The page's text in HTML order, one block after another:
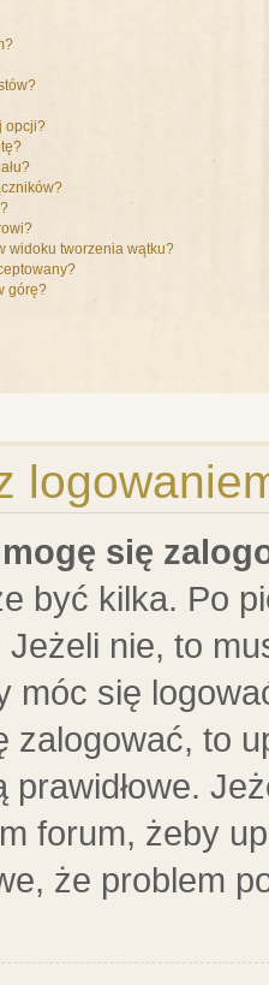
opcji?
widoku tworzenia wątku?
górę?
się
być kilka. Po
Jeżeli nie, to
móc się
zalogować, to
prawidłowe.
forum, żeby
że problem